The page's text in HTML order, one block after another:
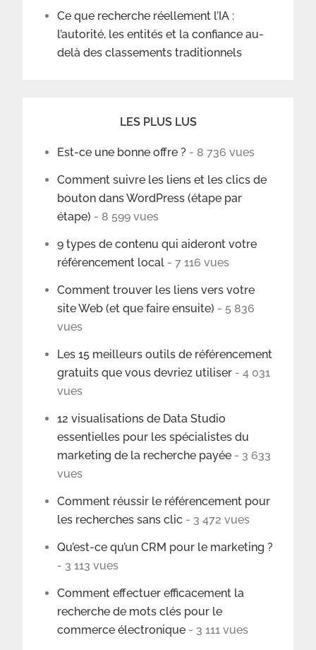
Ce que recherche réellement l’IA :
l’autorité, les entités et la confiance au-
delà des classements traditionnels
LES PLUS LUS
Est-ce une bonne offre ? - 8 736 vues
Comment suivre les liens et les clics de
bouton dans WordPress (étape par
étape) - 8 599 vues
9 types de contenu qui aideront votre
référencement local - 7 116 vues
Comment trouver les liens vers votre
site Web (et que faire ensuite) - 5 836
vues
Les 15 meilleurs outils de référencement
gratuits que vous devriez utiliser - 4 031
vues
12 visualisations de Data Studio
essentielles pour les spécialistes du
marketing de la recherche payée - 3 633
vues
Comment réussir le référencement pour
les recherches sans clic - 3 472 vues
Qu’est-ce qu’un CRM pour le marketing ?
- 3 113 vues
Comment effectuer efficacement la
recherche de mots clés pour le
commerce électronique - 3 111 vues